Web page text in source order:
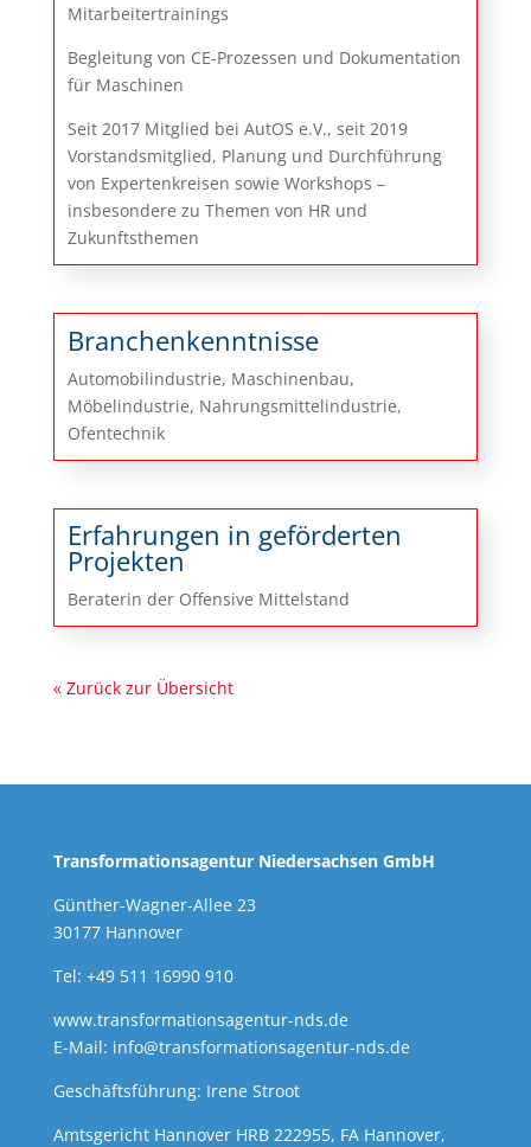
Mitarbeitertrainings
Begleitung von CE-Prozessen und Dokumentation
für Maschinen
Seit 2017 Mitglied bei AutOS e.V., seit 2019
Vorstandsmitglied, Planung und Durchführung
von Expertenkreisen sowie Workshops –
insbesondere zu Themen von HR und
Zukunftsthemen
Branchenkenntnisse
Automobilindustrie, Maschinenbau,
Möbelindustrie, Nahrungsmittelindustrie,
Ofentechnik
Erfahrungen in geförderten
Projekten
Beraterin der Offensive Mittelstand
« Zurück zur Übersicht
Transformationsagentur Niedersachsen GmbH
Günther-Wagner-Allee 23
30177 Hannover
Tel: +49 511 16990 910
www.transformationsagentur-nds.de
E-Mail: info@transformationsagentur-nds.de
Geschäftsführung: Irene Stroot
Amtsgericht Hannover HRB 222955, FA Hannover,